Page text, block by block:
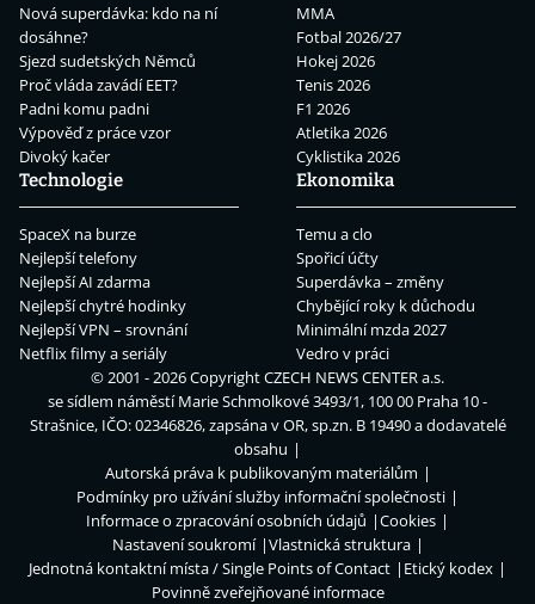
Nová superdávka: kdo na ní
dosáhne?
Sjezd sudetských Němců
Proč vláda zavádí EET?
Padni komu padni
Výpověď z práce vzor
Divoký kačer
MMA
Fotbal 2026/27
Hokej 2026
Tenis 2026
F1 2026
Atletika 2026
Cyklistika 2026
Technologie
SpaceX na burze
Nejlepší telefony
Nejlepší AI zdarma
Nejlepší chytré hodinky
Nejlepší VPN – srovnání
Netflix filmy a seriály
Ekonomika
Temu a clo
Spořicí účty
Superdávka – změny
Chybějící roky k důchodu
Minimální mzda 2027
Vedro v práci
© 2001 - 2026 CopyrightCZECH NEWS CENTER a.s.
se sídlem náměstí Marie Schmolkové 3493/1, 100 00 Praha 10 -
Strašnice, IČO: 02346826, zapsána v OR, sp.zn. B 19490 a dodavatelé
obsahu
Autorská práva k publikovaným materiálům
Podmínky pro užívání služby informační společnosti
Informace o zpracování osobních údajů
Cookies
Nastavení soukromí
Vlastnická struktura
Jednotná kontaktní místa / Single Points of Contact
Etický kodex
Povinně zveřejňované informace